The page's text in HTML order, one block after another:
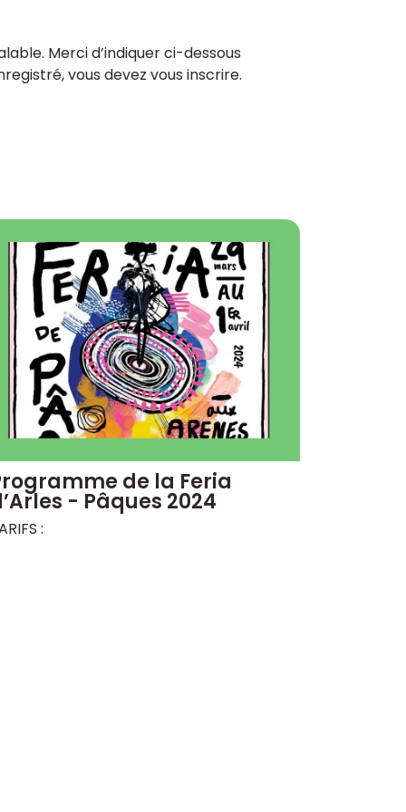
Merci d’indiquer ci-dessous
vous devez vous inscrire.
de la Feria
- Pâques 2024
: